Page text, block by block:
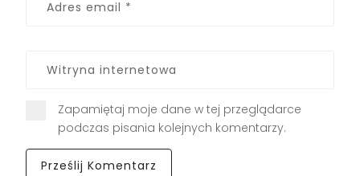
Zapamiętaj moje dane w tej przeglądarce
podczas pisania kolejnych komentarzy.